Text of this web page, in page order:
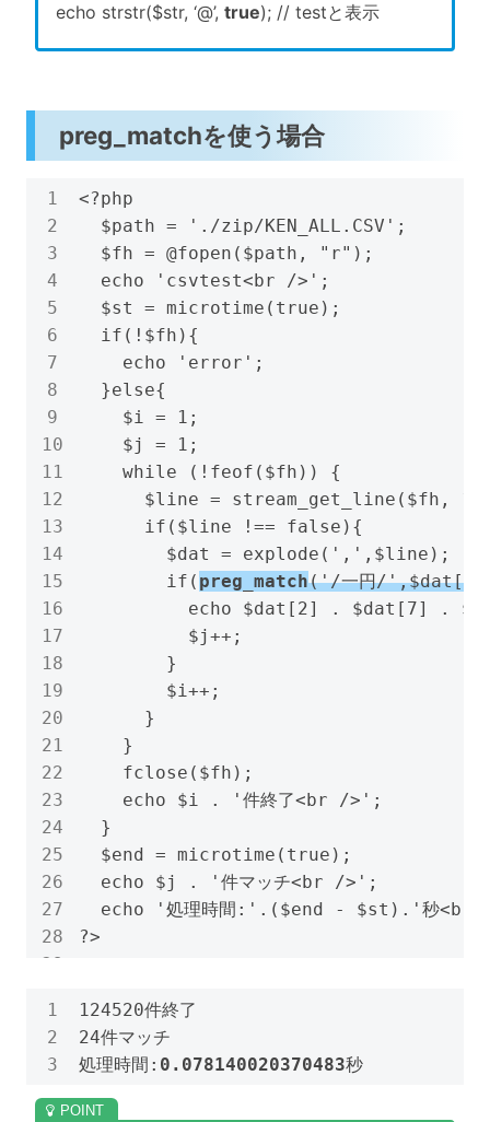
echo strstr($str, ‘@’, true); // testと表示
preg_matchを使う場合
<?php
  $path = './zip/KEN_ALL.CSV';
  $fh = @fopen($path, "r");
  echo 'csvtest<br />';
  $st = microtime(true);
  if(!$fh){
    echo 'error';
  }else{
    $i = 1;
    $j = 1;
    while (!feof($fh)) {
$line = stream_get_line($fh,
      if($line !== false){
        $dat = explode(',',$line);
        if(
preg_match('/一円/
echo $dat[2] . $dat[7] .
          $j++;
        }
        $i++;
      }
    }
    fclose($fh);
    echo $i . '件終了<br />';
  }
  $end = microtime(true);
  echo $j . '件マッチ<br />';
echo '処理時間:'.($end - $st).'秒<br
?>
124520件終了
24件マッチ
処理時間: 0.078140020370483秒